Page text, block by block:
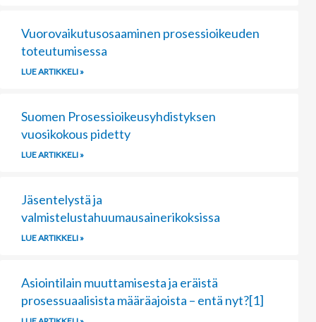
Vuorovaikutusosaaminen prosessioikeuden
toteutumisessa
LUE ARTIKKELI »
Suomen Prosessioikeusyhdistyksen
vuosikokous pidetty
LUE ARTIKKELI »
Jäsentelystä ja
valmistelustahuumausainerikoksissa
LUE ARTIKKELI »
Asiointilain muuttamisesta ja eräistä
prosessuaalisista määräajoista – entä nyt?[1]